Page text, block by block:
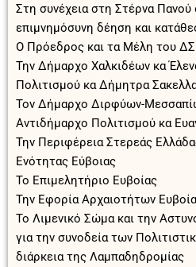
Στη συνέχεια στη Στέρνα
επιμνημόσυνη δέηση και
Ο Πρόεδρος και τα Μέλη του
Την Δήμαρχο Χαλκιδέων κα
Πολιτισμού κα Δήμητρα
Τον Δήμαρχο Διρφύων-
Αντιδήμαρχο Πολιτισμού κα
Την Περιφέρεια Στερεάς
Ενότητας Εύβοιας
Το Επιμελητήριο Ευβοίας
Την Εφορία Αρχαιοτήτων
Το Λιμενικό Σώμα και την
για την συνοδεία των
διάρκεια της Λαμπαδηδρομίας